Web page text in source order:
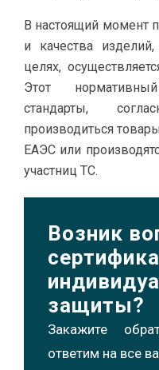
В настоящий момент
и качества
целях,
Этот
стандарты,
производиться
ЕАЭС или
участниц ТС.
Возник
защиты?
Закажите
ответим на все